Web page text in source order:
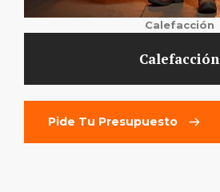
Calefacción
Calefacción
Pide Tu Presupuesto